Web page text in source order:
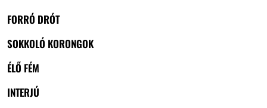
FORRÓ DRÓT
SOKKOLÓ KORONGOK
ÉLŐ FÉM
INTERJÚ